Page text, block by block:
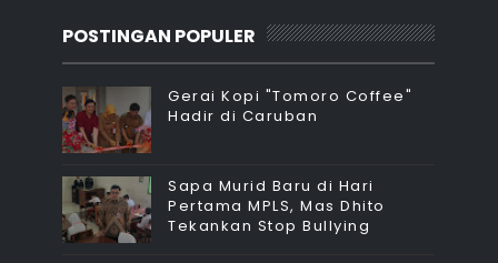
POSTINGAN POPULER
Gerai Kopi "Tomoro Coffee"
Hadir di Caruban
Sapa Murid Baru di Hari
Pertama MPLS, Mas Dhito
Tekankan Stop Bullying